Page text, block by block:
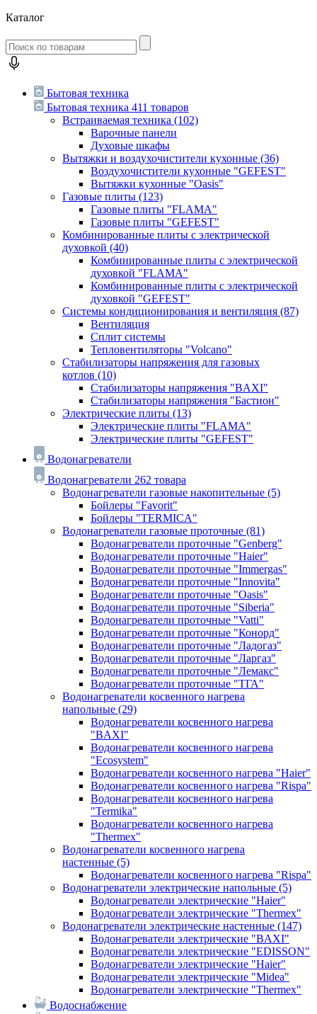
Каталог
Бытовая техника
Бытовая техника 411 товаров
Встраиваемая техника (102)
Варочные панели
Духовые шкафы
Вытяжки и воздухочистители кухонные (36)
Воздухочистители кухонные "GEFEST"
Вытяжки кухонные "Oasis"
Газовые плиты (123)
Газовые плиты "FLAMA"
Газовые плиты "GEFEST"
Комбинированные плиты с электрической
духовкой (40)
Комбинированные плиты с электрической
духовкой "FLAMA"
Комбинированные плиты с электрической
духовкой "GEFEST"
Системы кондиционирования и вентиляция (87)
Вентиляция
Сплит системы
Тепловентиляторы "Volcano"
Стабилизаторы напряжения для газовых
котлов (10)
Стабилизаторы напряжения "BAXI"
Стабилизаторы напряжения "Бастион"
Электрические плиты (13)
Электрические плиты "FLAMA"
Электрические плиты "GEFEST"
Водонагреватели
Водонагреватели 262 товара
Водонагреватели газовые накопительные (5)
Бойлеры "Favorit"
Бойлеры "TERMICA"
Водонагреватели газовые проточные (81)
Водонагреватели проточные "Genberg"
Водонагреватели проточные "Haier"
Водонагреватели проточные "Immergas"
Водонагреватели проточные "Innovita"
Водонагреватели проточные "Oasis"
Водонагреватели проточные "Siberia"
Водонагреватели проточные "Vatti"
Водонагреватели проточные "Конорд"
Водонагреватели проточные "Ладогаз"
Водонагреватели проточные "Ларгаз"
Водонагреватели проточные "Лемакс"
Водонагреватели проточные "ТГА"
Водонагреватели косвенного нагрева
напольные (29)
Водонагреватели косвенного нагрева
"BAXI"
Водонагреватели косвенного нагрева
"Ecosystem"
Водонагреватели косвенного нагрева "Haier"
Водонагреватели косвенного нагрева "Rispa"
Водонагреватели косвенного нагрева
"Termika"
Водонагреватели косвенного нагрева
"Thermex"
Водонагреватели косвенного нагрева
настенные (5)
Водонагреватели косвенного нагрева "Rispa"
Водонагреватели электрические напольные (5)
Водонагреватели электрические "Haier"
Водонагреватели электрические "Thermex"
Водонагреватели электрические настенные (147)
Водонагреватели электрические "BAXI"
Водонагреватели электрические "EDISSON"
Водонагреватели электрические "Haier"
Водонагреватели электрические "Midea"
Водонагреватели электрические "Thermex"
Водоснабжение